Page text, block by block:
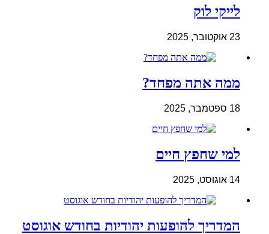
לייקי לוק
23 אוקטובר, 2025
ממה אתה מפחד?
18 ספטמבר, 2025
למי שחפץ חיים
14 אוגוסט, 2025
המדריך להופעות יהודיות בחודש אוגוסט